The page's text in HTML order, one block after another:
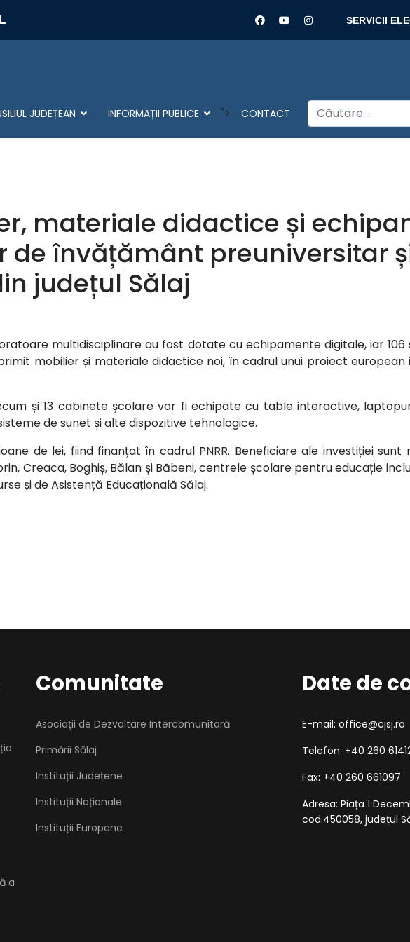
SERVICII
JUDEȚEAN INFORMAȚII PUBLICE "> CONTACT Cautare
materiale didactice și
de învățământ preuniversitar
județul Sălaj
multidisciplinare au fost dotate cu echipamente digitale, iar 106
mobilier și materiale didactice noi, în cadrul unui proiect
și 13 cabinete școlare vor fi echipate cu table interactive,
de sunet și alte dispozitive tehnologice.
de lei, fiind finanțat în cadrul PNRR. Beneficiare ale investiției sunt
Creaca, Boghiș, Bălan și Băbeni, centrele școlare pentru educație
și de Asistență Educațională Sălaj.
a
Comunitate
Asociaţii de Dezvoltare Intercomunitară
Primării Sălaj
Instituții Județene
Instituții Naționale
Instituții Europene
Date de
E-mail: office@cjsj.ro
Telefon: +40 260
Fax: +40 260 661097
Adresa: Piața 1
cod.450058, județul